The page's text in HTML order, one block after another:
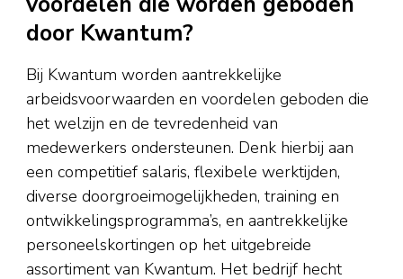
door Kwantum?
Bij Kwantum worden aantrekkelijke
arbeidsvoorwaarden en voordelen geboden die
het welzijn en de tevredenheid van
medewerkers ondersteunen. Denk hierbij aan
een competitief salaris, flexibele werktijden,
diverse doorgroeimogelijkheden, training en
ontwikkelingsprogramma’s, en aantrekkelijke
personeelskortingen op het uitgebreide
assortiment van Kwantum. Het bedrijf hecht